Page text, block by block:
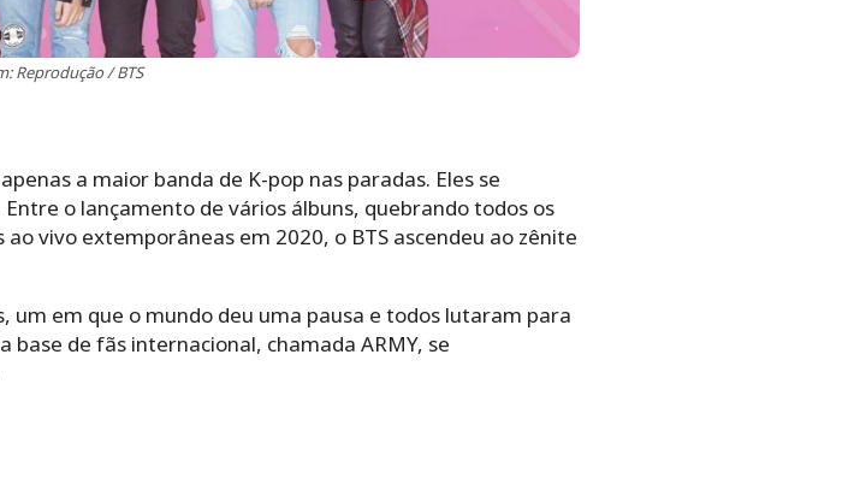
Reprodução / BTS
a maior banda de K-pop nas paradas. Eles se
o lançamento de vários álbuns, quebrando todos os
vivo extemporâneas em 2020, o BTS ascendeu ao zênite
um em que o mundo deu uma pausa e todos lutaram para
base de fãs internacional, chamada ARMY, se